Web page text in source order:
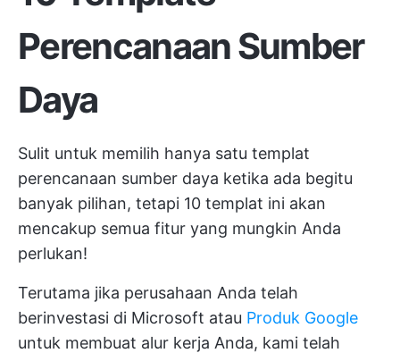
Perencanaan Sumber
Daya
Sulit untuk memilih hanya satu templat
perencanaan sumber daya ketika ada begitu
banyak pilihan, tetapi 10 templat ini akan
mencakup semua fitur yang mungkin Anda
perlukan!
Terutama jika perusahaan Anda telah
berinvestasi di Microsoft atau Produk Google
untuk membuat alur kerja Anda, kami telah